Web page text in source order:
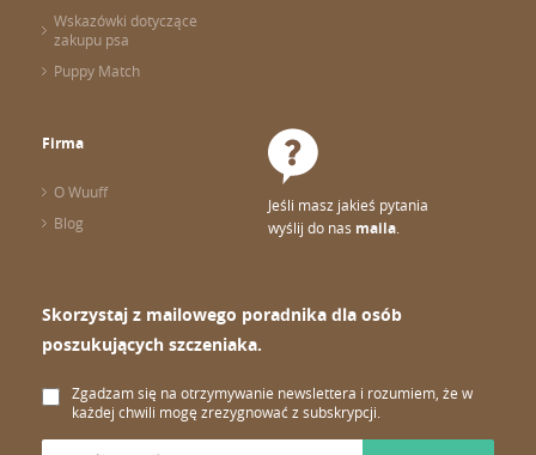
Wskazówki dotyczące
zakupu psa
Puppy Match
Firma
O Wuuff
Blog
Jeśli masz jakieś pytania
wyślij do nas maila
Skorzystaj z mailowego poradnika dla osób
poszukujących szczeniaka.
Zgadzam się na otrzymywanie newslettera i rozumiem, że w
każdej chwili mogę zrezygnować z subskrypcji.